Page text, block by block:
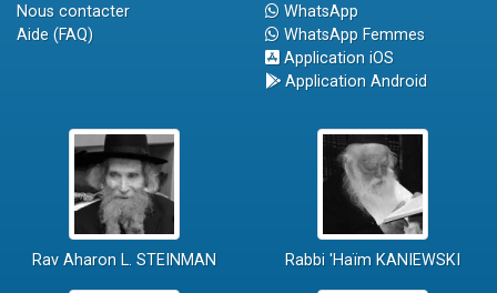
Nous contacter
Aide (FAQ)
WhatsApp
WhatsApp Femmes
Application iOS
Application Android
Rav Aharon L. STEINMAN Rabbi 'Haïm KANIEWSKI